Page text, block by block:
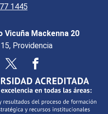
1445
Vicuña Mackenna 20
Providencia